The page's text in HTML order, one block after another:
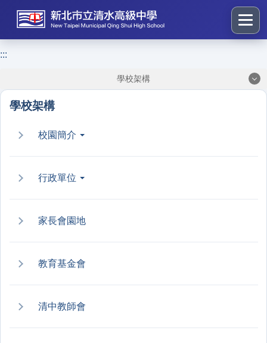
到
塊
:::
學校架構
學校架構
校園簡介
行政單位
家長會園地
教育基金會
清中教師會